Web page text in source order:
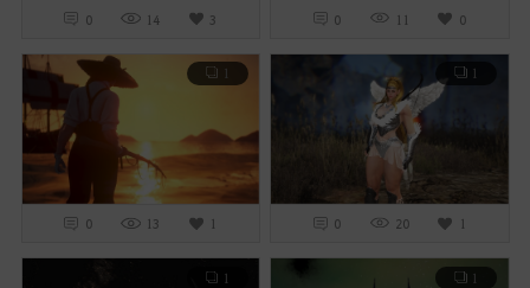
0 14 3 0 11 0
1
0 13 1
1
0 20 1
1 1